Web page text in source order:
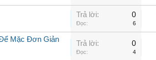
Trả lời: 0
Đọc: 6
Mặc Đơn Giản
Trả lời: 0
Đọc: 4